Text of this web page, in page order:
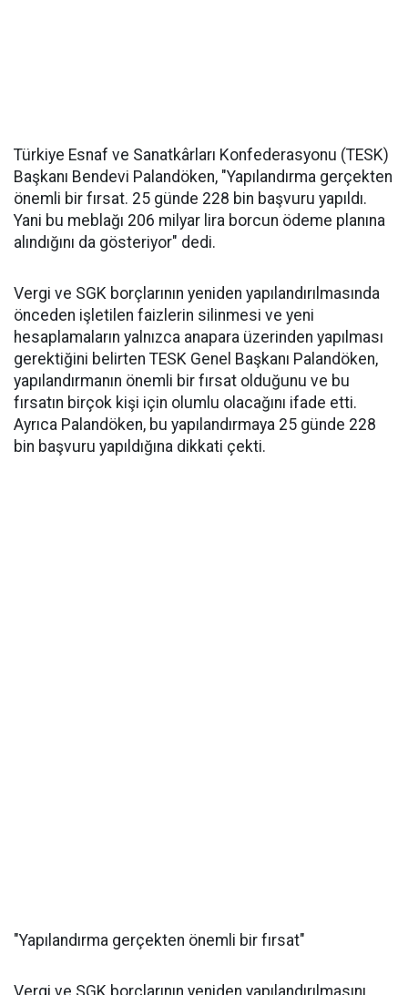
Türkiye Esnaf ve Sanatkârları Konfederasyonu (TESK)
Başkanı Bendevi Palandöken, "Yapılandırma gerçekten
önemli bir fırsat. 25 günde 228 bin başvuru yapıldı.
Yani bu meblağı 206 milyar lira borcun ödeme planına
alındığını da gösteriyor" dedi.
Vergi ve SGK borçlarının yeniden yapılandırılmasında
önceden işletilen faizlerin silinmesi ve yeni
hesaplamaların yalnızca anapara üzerinden yapılması
gerektiğini belirten TESK Genel Başkanı Palandöken,
yapılandırmanın önemli bir fırsat olduğunu ve bu
fırsatın birçok kişi için olumlu olacağını ifade etti.
Ayrıca Palandöken, bu yapılandırmaya 25 günde 228
bin başvuru yapıldığına dikkati çekti.
"Yapılandırma gerçekten önemli bir fırsat"
Vergi ve SGK borçlarının yeniden yapılandırılmasını